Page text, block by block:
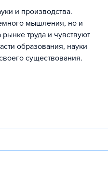
и производства.
мышления, но и
труда и чувствуют
образования, науки
существования.